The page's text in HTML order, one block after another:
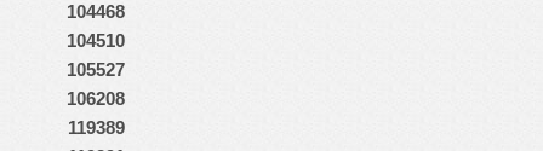
104468
104510
105527
106208
119389